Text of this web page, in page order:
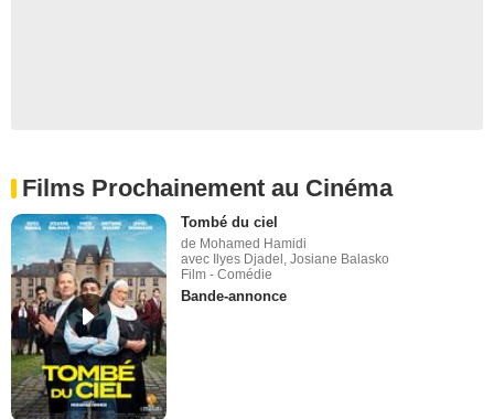
Films Prochainement au Cinéma
Tombé du ciel
de Mohamed Hamidi
avec Ilyes Djadel, Josiane Balasko
Film - Comédie
Bande-annonce